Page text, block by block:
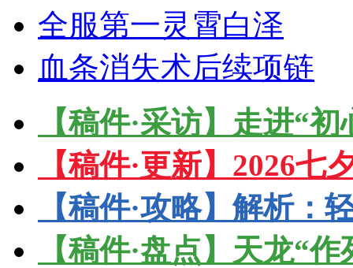
全服第一灵霄白泽
血条消失术后续项链
【稿件·采访】走进“
【稿件·更新】2026
【稿件·攻略】解析
【稿件·盘点】天龙“